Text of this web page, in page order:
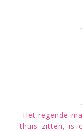
Het regende
thuis zitten, is